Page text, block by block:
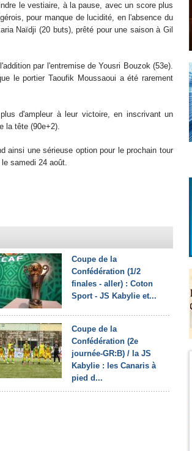
le vestiaire, à la pause, avec un score plus
pour manque de lucidité, en l'absence du
Naïdji (20 buts), prêté pour une saison à Gil
par l'entremise de Yousri Bouzok (53e).
le portier Taoufik Moussaoui a été rarement
d'ampleur à leur victoire, en inscrivant un
la tête (90e+2).
ainsi une sérieuse option pour le prochain tour
samedi 24 août.
Coupe de la
Confédération (1/2
finales - aller) : Coton
Sport - JS Kabylie et...
Coupe de la
Confédération (2e
journée-GR:B) / la JS
Kabylie : les Canaris à
pied d...